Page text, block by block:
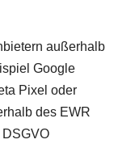
außerhalb
Google
Pixel oder
des EWR